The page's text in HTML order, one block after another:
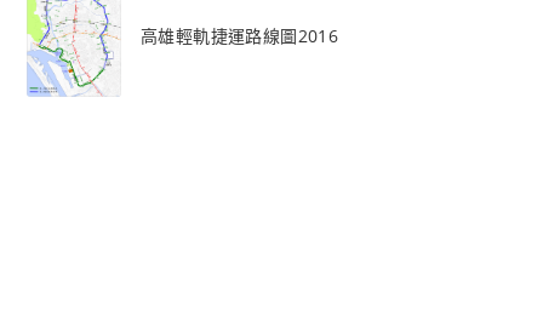
高雄輕軌捷運路線圖2016